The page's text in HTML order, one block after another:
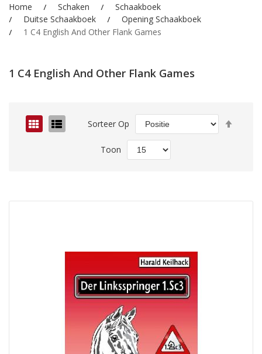
Home Schaken
Schaakboek
Duitse Schaakboek
Opening Schaakboek
1 C4 English And Other Flank Games
1 C4 English And Other Flank Games
Foto-Lijst Sorteer Op
Toon